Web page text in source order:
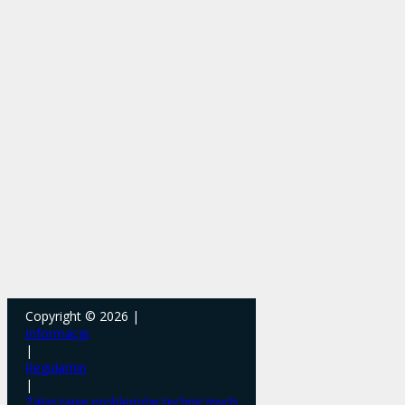
Copyright © 2026 |
Informacje
|
Regulamin
|